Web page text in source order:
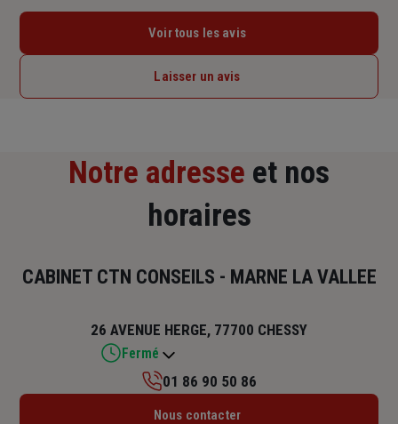
Voir tous les avis
Laisser un avis
Notre adresse et nos
horaires
CABINET CTN CONSEILS - MARNE LA VALLEE
26 AVENUE HERGE, 77700 CHESSY
Fermé
Lundi : 09h – 13h / 14h – 18h
01 86 90 50 86
Nous contacter